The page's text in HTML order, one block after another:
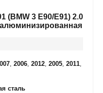
(BMW 3 Е90/Е91) 2.0
алюминизированная
, 2006, 2012, 2005, 2011,
сталь